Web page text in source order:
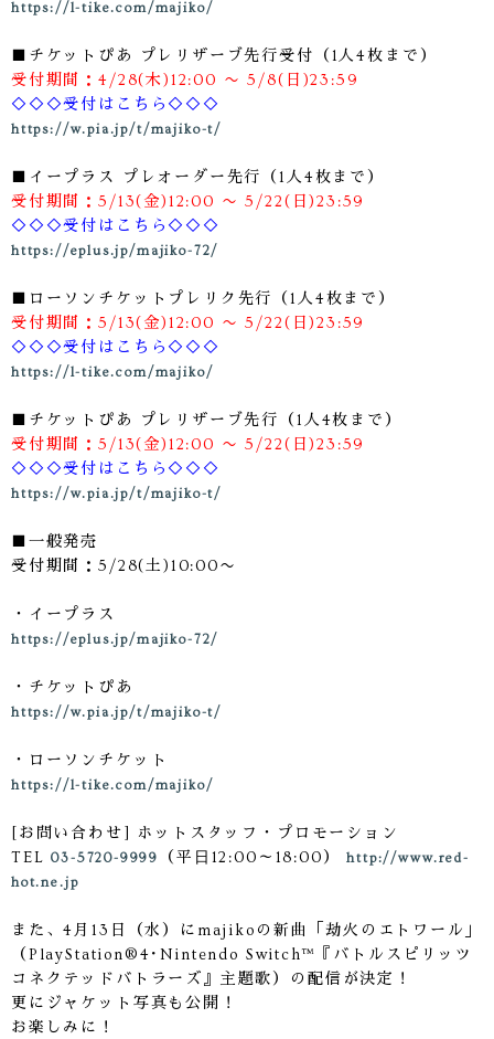
https://l-tike.com/majiko/
■チケットぴあ プレリザーブ先行受付（1人4枚まで）
受付期間：4/28(木)12:00 〜 5/8(日)23:59
◇◇◇受付はこちら◇◇◇
https://w.pia.jp/t/majiko-t/
■イープラス プレオーダー先行（1人4枚まで）
受付期間：5/13(金)12:00 〜 5/22(日)23:59
◇◇◇受付はこちら◇◇◇
https://eplus.jp/majiko-72/
■ローソンチケットプレリク先行（1人4枚まで）
受付期間：5/13(金)12:00 〜 5/22(日)23:59
◇◇◇受付はこちら◇◇◇
https://l-tike.com/majiko/
■チケットぴあ プレリザーブ先行（1人4枚まで）
受付期間：5/13(金)12:00 〜 5/22(日)23:59
◇◇◇受付はこちら◇◇◇
https://w.pia.jp/t/majiko-t/
■一般発売
​受付期間：5/28(土)10:00〜
・イープラス
https://eplus.jp/majiko-72/
・チケットぴあ
https://w.pia.jp/t/majiko-t/
・ローソンチケット
https://l-tike.com/majiko/
[お問い合わせ] ホットスタッフ・プロモーション
TEL03-5720-9999 （平⽇12:00～18:00）http://www.red-
hot.ne.jp
また、4月13日（水）にmajikoの新曲「劫火のエトワール」
（PlayStation®4･Nintendo Switch™『バトルスピリッツ
コネクテッドバトラーズ』主題歌）の配信が決定！
更にジャケット写真も公開！
お楽しみに！